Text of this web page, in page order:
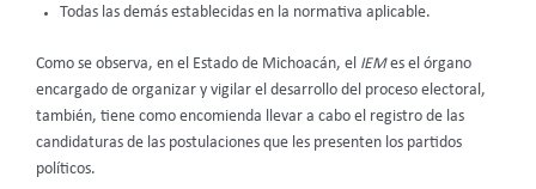
Todas las demás establecidas en la normativa aplicable.
Como se observa, en el Estado de Michoacán, el IEMes el órgano
encargado de organizar y vigilar el desarrollo del proceso electoral,
también, tiene como encomienda llevar a cabo el registro de las
candidaturas de las postulaciones que les presenten los partidos
políticos.